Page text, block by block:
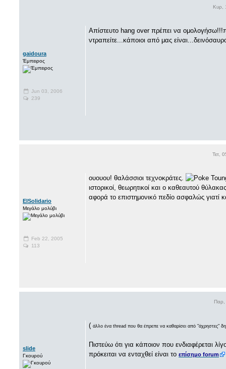
Κυρ,
gaidoura
Έμπειρος
Jun 03, 2006
239
Απίστευτο hang over πρέπει να
ντραπείτε...κάποιοι από μας
Τετ,
ElSolidario
Μεγάλο μολύβι
Feb 22, 2005
113
ουουου! θαλάσσιοι τεχνοκράτες.
ιστορικοί, θεωρητικοί και ο καθεαυτού
αφορά το επιστημονικό πεδίο ασφαλώς
Παρ,
slide
Γκουρού
( άλλο ένα thread που θα έπρεπε να καθαρίσει από "άχρηστες"
Πιστεύω ότι για κάποιον που ενδιαφέρεται
πρόκειται να ενταχθεί είναι το επίσημο forum